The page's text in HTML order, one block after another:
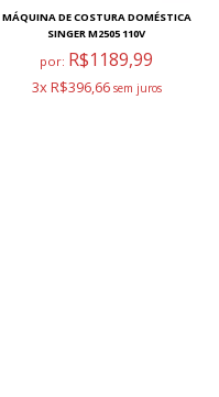
MÁQUINA DE COSTURA DOMÉSTICA
SINGER M2505 110V
por: R$1189,99
3x R$396,66